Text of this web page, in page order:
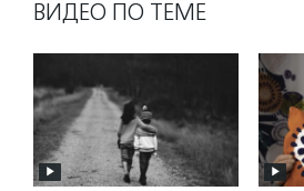
ВИДЕО ПО ТЕМЕ